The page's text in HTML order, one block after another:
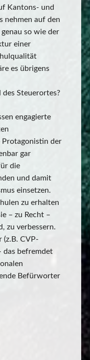
Kantons- und
nehmen auf den
so wie der
einer
es übrigens
Steuerortes?
engagierte
Protagonistin der
gar
die
und damit
einsetzen.
zu erhalten
– zu Recht –
zu verbessern.
(z.B. CVP-
das befremdet
Befürworter